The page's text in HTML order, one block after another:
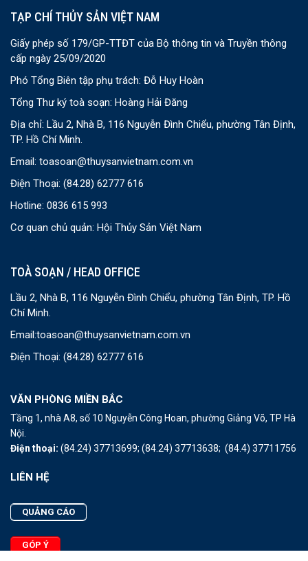
TẠP CHÍ THỦY SẢN VIỆT NAM
Giấy phép số 179/GP-TTĐT của Bộ thông tin và Truyền thông
cấp ngày 25/09/2020
Phó Tổng Biên tập phụ trách: Đỗ Huy Hoàn
Tổng Thư ký toà soạn: Hoàng Hải Đăng
Địa chỉ: Lầu 2, Nhà B, 116 Nguyễn Đình Chiểu, phường Tân Định,
TP. Hồ Chí Minh.
Email: toasoan@thuysanvietnam.com.vn
Điện Thoại: (84.28) 62777 616
Hotline: 0836 615 993
Cơ quan chủ quản: Hội Thủy Sản Việt Nam
TOÀ SOẠN / HEAD OFFICE
Lầu 2, Nhà B, 116 Nguyễn Đình Chiểu, phường Tân Định, TP. Hồ
Chí Minh.
Email:toasoan@thuysanvietnam.com.vn
Điện Thoại: (84.28) 62777 616
VĂN PHÒNG MIỀN BẮC
Tầng 1, nhà A8, số 10 Nguyễn Công Hoan, phường Giảng Võ, TP Hà
Nội.
Điện thoại: (84.24) 37713699; (84.24) 37713638; (84.4) 37711756
LIÊN HỆ
QUẢNG CÁO
GÓP Ý